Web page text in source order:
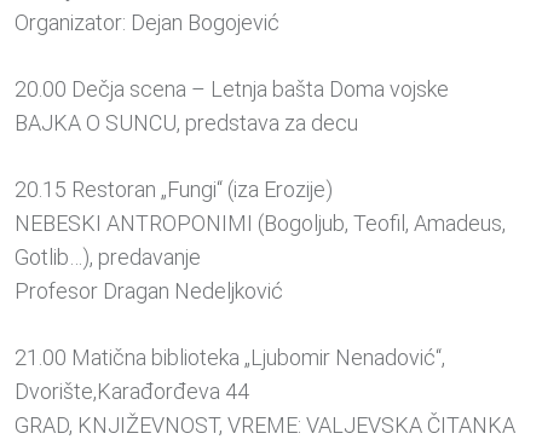
Organizator: Dejan Bogojević
20.00 Dečja scena – Letnja bašta Doma vojske
BAJKA O SUNCU, predstava za decu
20.15 Restoran „Fungi“ (iza Erozije)
NEBESKI ANTROPONIMI (Bogoljub, Teofil, Amadeus,
Gotlib…), predavanje
Profesor Dragan Nedeljković
21.00 Matična biblioteka „Ljubomir Nenadović“,
Dvorište,Karađorđeva 44
GRAD, KNJIŽEVNOST, VREME: VALJEVSKA ČITANKA